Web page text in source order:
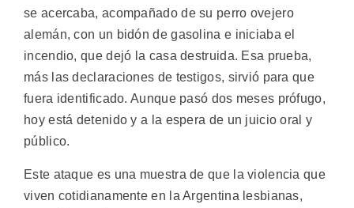
se acercaba, acompañado de su perro ovejero
alemán, con un bidón de gasolina e iniciaba el
incendio, que dejó la casa destruida. Esa prueba,
más las declaraciones de testigos, sirvió para que
fuera identificado. Aunque pasó dos meses prófugo,
hoy está detenido y a la espera de un juicio oral y
público.
Este ataque es una muestra de que la violencia que
viven cotidianamente en la Argentina lesbianas,